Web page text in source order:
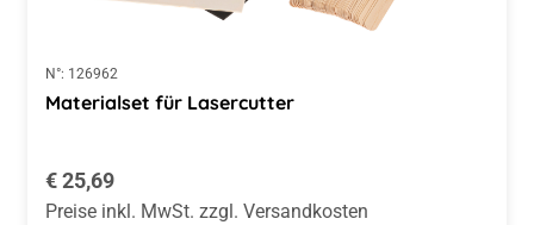
N°: 126962
Materialset für Lasercutter
Regulärer Preis:
€ 25,69
Preise inkl. MwSt. zzgl. Versandkosten